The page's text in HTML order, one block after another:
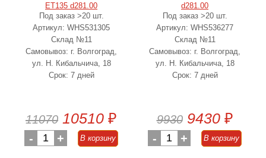
ET135 d281.00
Под заказ >20 шт.
Артикул: WHS531305
Склад №11
Самовывоз: г. Волгоград,
ул. Н. Кибальчича, 18
Срок: 7 дней
11070 10510 ₽
- 1 + В корзину
d281.00
Под заказ >20 шт.
Артикул: WHS536277
Склад №11
Самовывоз: г. Волгоград,
ул. Н. Кибальчича, 18
Срок: 7 дней
9930 9430 ₽
- 1 + В корзину